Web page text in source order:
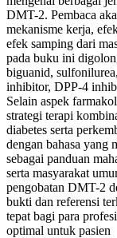
DMT-2. Pembaca
mekanisme kerja,
efek samping dari
pada buku ini
biguanid,
inhibitor, DPP-4
Selain aspek
strategi terapi
diabetes serta
dengan bahasa yang
sebagai panduan
serta masyarakat
pengobatan DMT-2
bukti dan referensi
tepat bagi para
optimal untuk pasien